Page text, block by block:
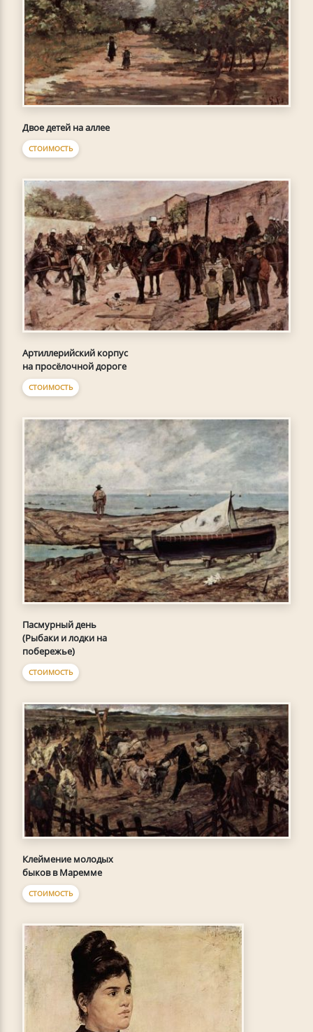
Двое детей на аллее
СТОИМОСТЬ
Артиллерийский корпус
на просёлочной дороге
СТОИМОСТЬ
Пасмурный день
(Рыбаки и лодки на
побережье)
СТОИМОСТЬ
Клеймение молодых
быков в Маремме
СТОИМОСТЬ